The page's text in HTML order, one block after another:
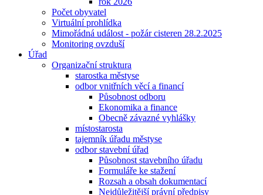
Počet obyvatel
Virtuální prohlídka
Mimořádná událost - požár cisteren 28.2.2025
Monitoring ovzduší
Úřad
Organizační struktura
starostka městyse
odbor vnitřních věcí a financí
Působnost odboru
Ekonomika a finance
Obecně závazné vyhlášky
místostarosta
tajemník úřadu městyse
odbor stavební úřad
Působnost stavebního úřadu
Formuláře ke stažení
Rozsah a obsah dokumentací
Nejdůležitější právní předpisy